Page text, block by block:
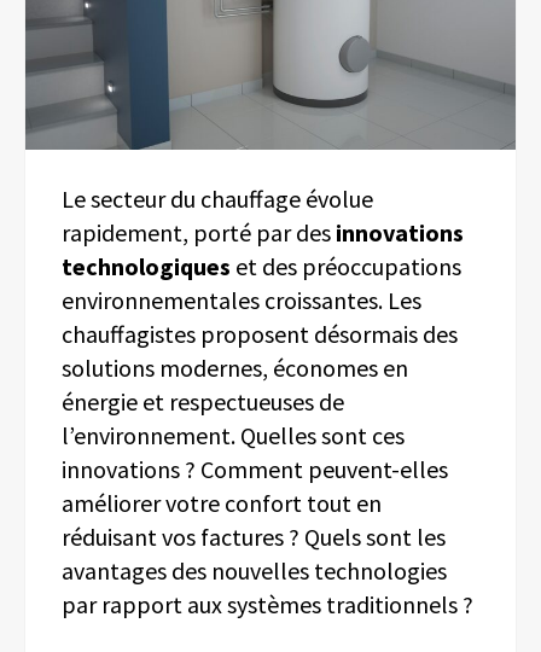
Le secteur du chauffage évolue
rapidement, porté par des innovations
technologiques et des préoccupations
environnementales croissantes. Les
chauffagistes proposent désormais des
solutions modernes, économes en
énergie et respectueuses de
l’environnement. Quelles sont ces
innovations ? Comment peuvent-elles
améliorer votre confort tout en
réduisant vos factures ? Quels sont les
avantages des nouvelles technologies
par rapport aux systèmes traditionnels ?